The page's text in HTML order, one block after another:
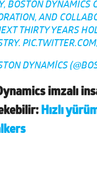
BOSTON DYNAMICS
AND
THIRTY YEARS
DYNAMICS
imzalı
Hızlı